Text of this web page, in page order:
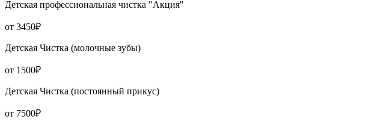
Детская профессиональная чистка "Акция"
от 3450₽
Детская Чистка (молочные зубы)
от 1500₽
Детская Чистка (постоянный прикус)
от 7500₽